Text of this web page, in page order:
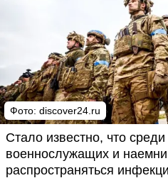
Фото: discover24.ru
Стало известно, что среди
военнослужащих и
распространяться